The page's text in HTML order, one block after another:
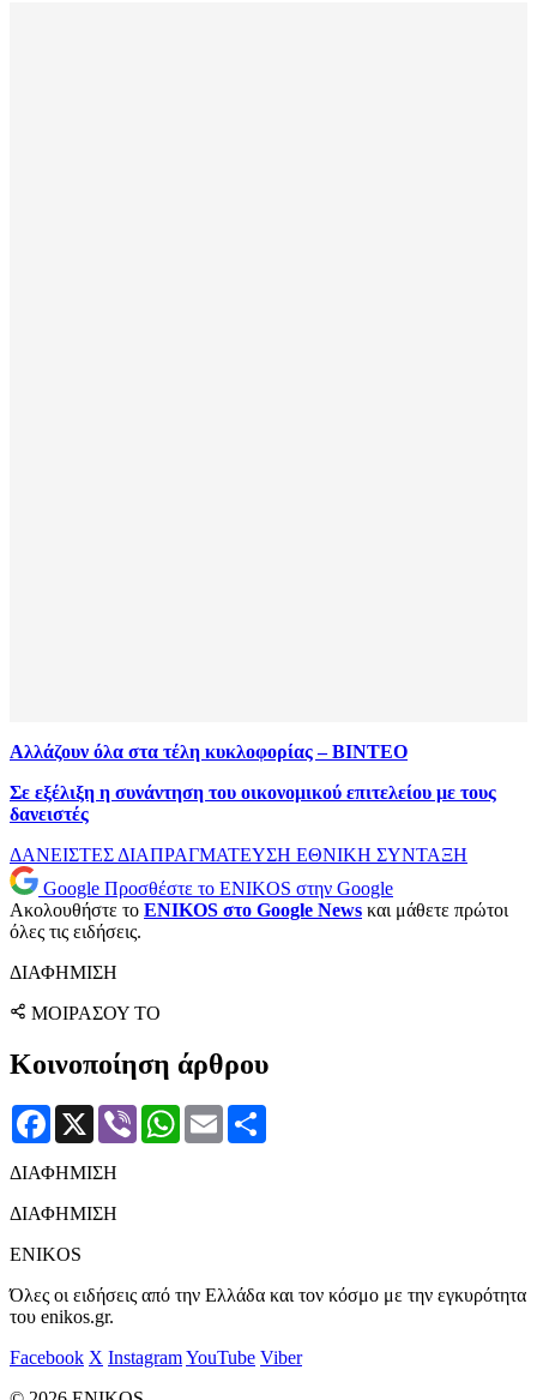
Αλλάζουν όλα στα τέλη κυκλοφορίας – ΒΙΝΤΕΟ
Σε εξέλιξη η συνάντηση του οικονομικού επιτελείου με τους
δανειστές
ΔΑΝΕΙΣΤΕΣ ΔΙΑΠΡΑΓΜΑΤΕΥΣΗ ΕΘΝΙΚΗ ΣΥΝΤΑΞΗ
Google Προσθέστε το ENIKOS στην Google
Ακολουθήστε το ENIKOS στο Google News και μάθετε πρώτοι
όλες τις ειδήσεις.
ΔΙΑΦΗΜΙΣΗ
ΜΟΙΡΑΣΟΥ ΤΟ
Κοινοποίηση άρθρου
Facebook
X Viber WhatsApp
Email
ΔΙΑΦΗΜΙΣΗ
ΔΙΑΦΗΜΙΣΗ
ENIKOS
Όλες οι ειδήσεις από την Ελλάδα και τον κόσμο με την εγκυρότητα
του enikos.gr.
Facebook X InstagramYouTube Viber